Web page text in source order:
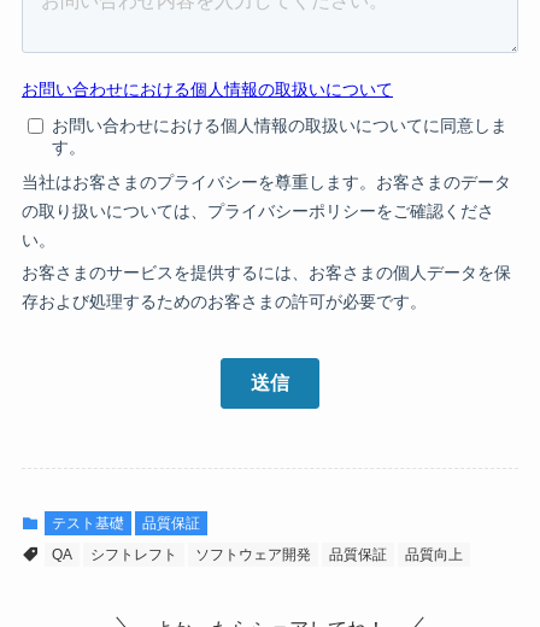
テスト基礎
品質保証
QA
シフトレフト ソフトウェア開発 品質保証 品質向上